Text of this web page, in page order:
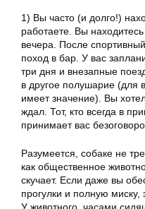
1) Вы часто (и долго!)
работаете. Вы
вечера. После
поход в бар. У вас
три дня и внезапные
в другое полушарие (для
имеет значение). Вы
ждал. Тот, кто всегда в
принимает вас
Разумеется, собаке не
как общественное
скучает. Если даже вы
прогулки и полную миску,